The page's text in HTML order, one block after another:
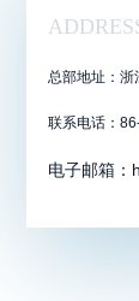
总部地址：
联系电话：
电子邮箱：